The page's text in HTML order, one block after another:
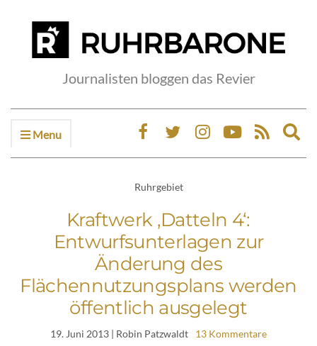
Journalisten bloggen das Revier
Menu
Ruhrgebiet
Kraftwerk ‚Datteln 4‘:
Entwurfsunterlagen zur
Änderung des
Flächennutzungsplans werden
öffentlich ausgelegt
19. Juni 2013 | Robin Patzwaldt 13 Kommentare